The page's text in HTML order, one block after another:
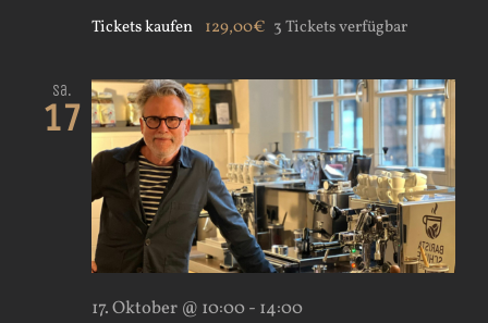
Tickets kaufen 129,00€ 3 Tickets verfügbar
Sa.
17
17. Oktober @ 10:00- 14:00